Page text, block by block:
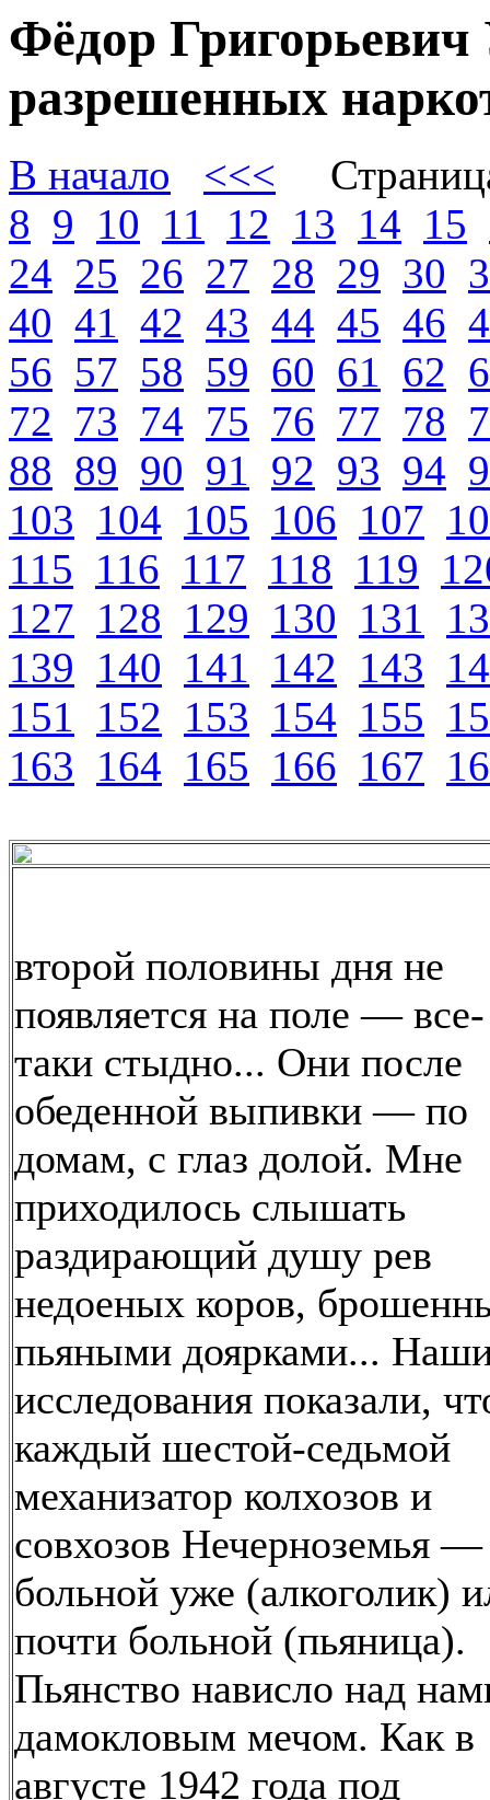
Фёдор
разрешенных
В начало <<<
8 9 10 11 12 13 14 15
24 25 26 27 28 29 30
40 41 42 43 44 45 46
56 57 58 59 60 61 62
72 73 74 75 76 77 78
88 89 90 91 92 93 94
103 104 105 106 107
115 116 117 118 119
127 128 129 130 131
139 140 141 142 143
151
152 153 154 155
163 164 165 166 167
второй половины дня не
появляется на поле — все-
таки стыдно... Они после
обеденной выпивки — по
домам, с глаз долой. Мне
приходилось слышать
раздирающий душу рев
недоеных коров,
пьяными доярками...
исследования показали,
каждый шестой-седьмой
механизатор колхозов и
совхозов Нечерноземья —
больной уже (алкоголик)
почти больной (пьяница).
Пьянство нависло над
дамокловым мечом. Как в
августе 1942 года под